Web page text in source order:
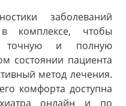
заболеваний
комплексе, чтобы
точную и полную
состоянии пациента
метод лечения.
комфорта доступна
онлайн и по